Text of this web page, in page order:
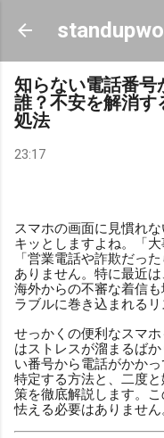
スキップし
知らない電話番
誰？不安を解消す
処法
23:17
スマホの画面に見慣れ
キッとしますよね。「
「営業電話や詐欺だっ
ありません。特に最近
海外からの不審な着信
ラブルに巻き込まれるリ
せっかくの便利なスマ
はストレスが溜まるば
い番号から電話がかか
特定する方法と、二度
策を徹底解説します。
怯える必要はありません